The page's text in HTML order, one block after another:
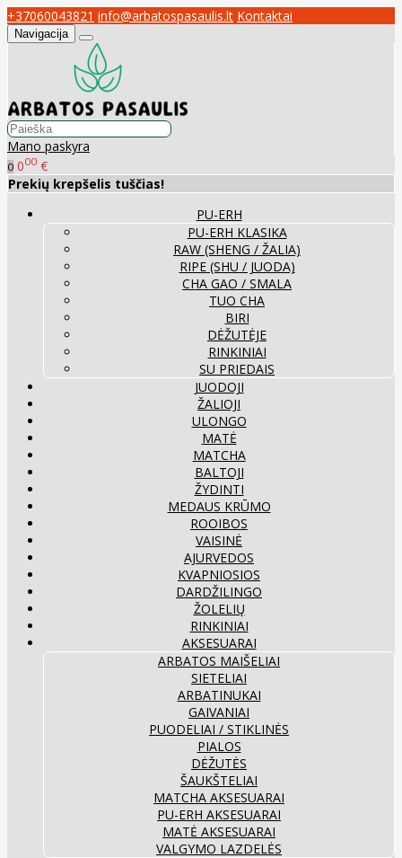
+37060043821 info@arbatospasaulis.lt Kontaktai
Navigacija
Mano paskyra
0 000 €
Prekių krepšelis tuščias!
PU-ERH
PU-ERH KLASIKA
RAW (SHENG / ŽALIA)
RIPE (SHU / JUODA)
CHA GAO / SMALA
TUO CHA
BIRI
DĖŽUTĖJE
RINKINIAI
SU PRIEDAIS
JUODOJI
ŽALIOJI
ULONGO
MATĖ
MATCHA
BALTOJI
ŽYDINTI
MEDAUS KRŪMO
ROOIBOS
VAISINĖ
AJURVEDOS
KVAPNIOSIOS
DARDŽILINGO
ŽOLELIŲ
RINKINIAI
AKSESUARAI
ARBATOS MAIŠELIAI
SIETELIAI
ARBATINUKAI
GAIVANIAI
PUODELIAI / STIKLINĖS
PIALOS
DĖŽUTĖS
ŠAUKŠTELIAI
MATCHA AKSESUARAI
PU-ERH AKSESUARAI
MATĖ AKSESUARAI
VALGYMO LAZDELĖS